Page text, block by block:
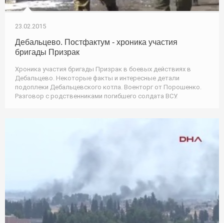
23.02.2015
Дебальцево. Постфактум - хроника участия
бригады Призрак
Хроника участия бригады Призрак в боевых действиях в
Дебальцево. Некоторые факты и интересные детали
подоплеки Дебальцевского котла. Военторг от Порошенко.
Разговор с родственниками погибшего солдата ВСУ.